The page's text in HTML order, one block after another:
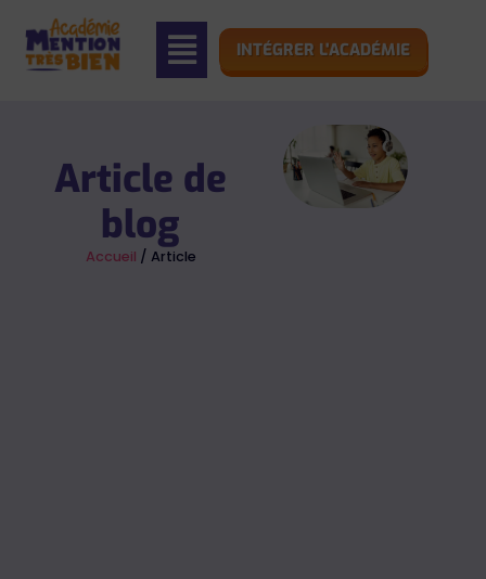
INTÉGRER L'ACADÉMIE
Article de
blog
Accueil / Article